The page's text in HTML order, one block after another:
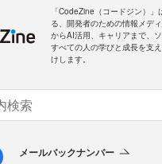
「CodeZine（コードジン）
る、開発者のための情報メデ
からAI活用、キャリアまで、
すべての人の学びと成長を支
けします。
メールバックナンバー